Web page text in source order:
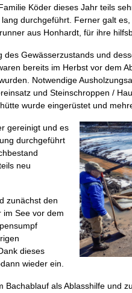
Köder dieses Jahr teils
durchgeführt. Ferner galt
aus Honhardt, für ihre
Gewässerzustands und
bereits im Herbst vor dem
Notwendige
und Steinschroppen /
wurde eingerüstet und
gereinigt und es
durchgeführt
neu
zunächst den
im See vor dem
dieses
wieder ein.
als Ablasshilfe und